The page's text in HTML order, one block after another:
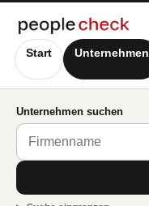
Start Unternehmen
Unternehmen suchen